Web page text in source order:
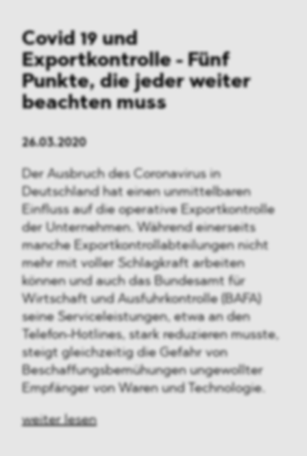
Covid 19 und
Exportkontrolle - Fünf
Punkte, die jeder weiter
beachten muss
26.03.2020
Der Ausbruch des Coronavirus in
Deutschland hat einen unmittelbaren
Einfluss auf die operative Exportkontrolle
der Unternehmen. Während einerseits
manche Exportkontrollabteilungen nicht
mehr mit voller Schlagkraft arbeiten
können und auch das Bundesamt für
Wirtschaft und Ausfuhrkontrolle (BAFA)
seine Serviceleistungen, etwa an den
Telefon-Hotlines, stark reduzieren musste,
steigt gleichzeitig die Gefahr von
Beschaffungsbemühungen ungewollter
Empfänger von Waren und Technologie.
weiter lesen